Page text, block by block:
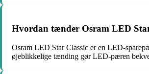
Hvordan tænder Osram LED
Osram LED Star Classic er en LED-
øjeblikkelige tænding gør LED-pæren